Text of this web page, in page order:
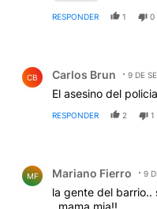
RESPONDER 1 0
CB Carlos Brun 9 DE
El asesino del
RESPONDER 2 1
MF Mariano Fierro 9
la gente del barrio..
..mama mia!!